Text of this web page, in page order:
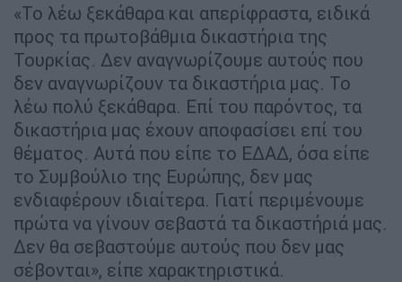
«Το λέω ξεκάθαρα και απερίφραστα, ειδικά
προς τα πρωτοβάθμια δικαστήρια της
Τουρκίας. Δεν αναγνωρίζουμε αυτούς που
δεν αναγνωρίζουν τα δικαστήρια μας. Το
λέω πολύ ξεκάθαρα. Επί του παρόντος, τα
δικαστήρια μας έχουν αποφασίσει επί του
θέματος. Αυτά που είπε το ΕΔΑΔ, όσα είπε
το Συμβούλιο της Ευρώπης, δεν μας
ενδιαφέρουν ιδιαίτερα. Γιατί περιμένουμε
πρώτα να γίνουν σεβαστά τα δικαστήριά μας.
Δεν θα σεβαστούμε αυτούς που δεν μας
σέβονται», είπε χαρακτηριστικά.